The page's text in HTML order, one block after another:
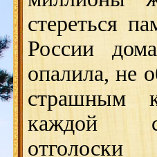
стереться
России
опалила, не
страшным
каждой